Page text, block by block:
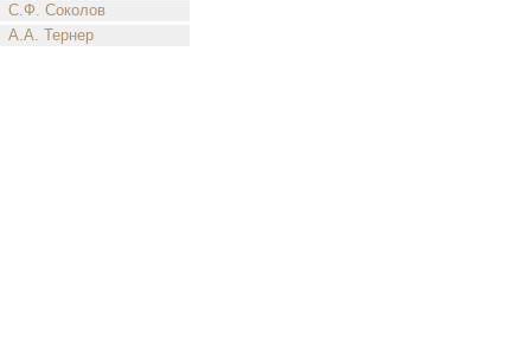
С.Ф. Соколов
А.А. Тернер